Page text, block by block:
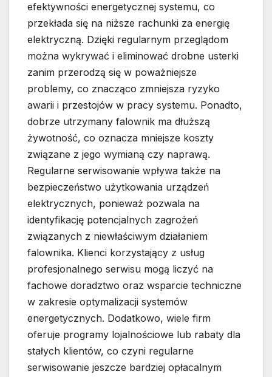
efektywności energetycznej systemu, co
przekłada się na niższe rachunki za energię
elektryczną. Dzięki regularnym przeglądom
można wykrywać i eliminować drobne usterki
zanim przerodzą się w poważniejsze
problemy, co znacząco zmniejsza ryzyko
awarii i przestojów w pracy systemu. Ponadto,
dobrze utrzymany falownik ma dłuższą
żywotność, co oznacza mniejsze koszty
związane z jego wymianą czy naprawą.
Regularne serwisowanie wpływa także na
bezpieczeństwo użytkowania urządzeń
elektrycznych, ponieważ pozwala na
identyfikację potencjalnych zagrożeń
związanych z niewłaściwym działaniem
falownika. Klienci korzystający z usług
profesjonalnego serwisu mogą liczyć na
fachowe doradztwo oraz wsparcie techniczne
w zakresie optymalizacji systemów
energetycznych. Dodatkowo, wiele firm
oferuje programy lojalnościowe lub rabaty dla
stałych klientów, co czyni regularne
serwisowanie jeszcze bardziej opłacalnym